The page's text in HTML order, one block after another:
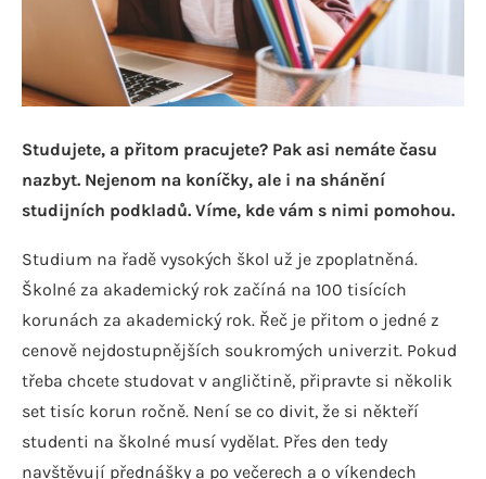
Studujete, a přitom pracujete? Pak asi nemáte času
nazbyt. Nejenom na koníčky, ale i na shánění
studijních podkladů. Víme, kde vám s nimi pomohou.
Studium na řadě vysokých škol už je zpoplatněná.
Školné za akademický rok začíná na 100 tisících
korunách za akademický rok. Řeč je přitom o jedné z
cenově nejdostupnějších soukromých univerzit. Pokud
třeba chcete studovat v angličtině, připravte si několik
set tisíc korun ročně. Není se co divit, že si někteří
studenti na školné musí vydělat. Přes den tedy
navštěvují přednášky a po večerech a o víkendech